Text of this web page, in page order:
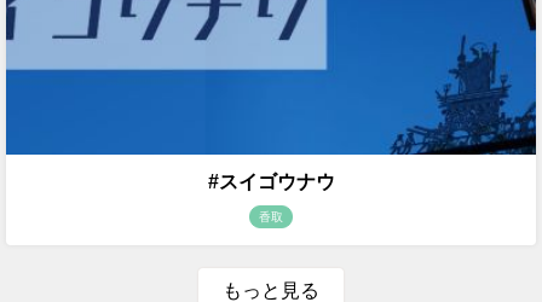
#スイゴウナウ
香取
もっと見る